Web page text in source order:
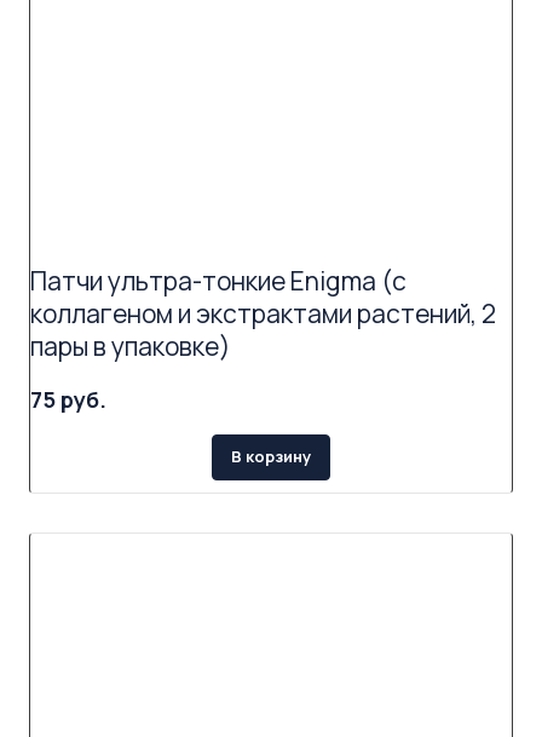
Патчи ультра-тонкие Enigma (с
коллагеном и экстрактами растений, 2
пары в упаковке)
75 руб.
В корзину